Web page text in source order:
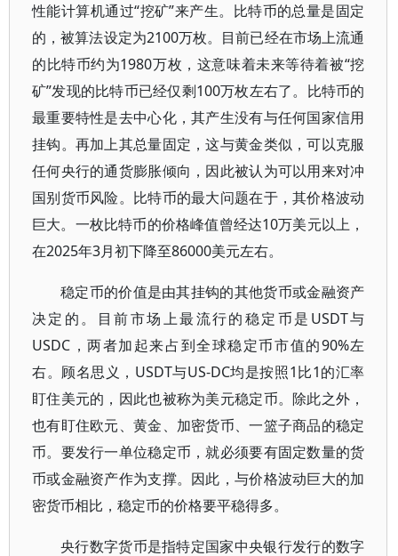
性能计算机通过“挖矿”来产生。比特币的总量是固定
的，被算法设定为2100万枚。目前已经在市场上流通
的比特币约为1980万枚，这意味着未来等待着被“挖
矿”发现的比特币已经仅剩100万枚左右了。比特币的
最重要特性是去中心化，其产生没有与任何国家信用
挂钩。再加上其总量固定，这与黄金类似，可以克服
任何央行的通货膨胀倾向，因此被认为可以用来对冲
国别货币风险。比特币的最大问题在于，其价格波动
巨大。一枚比特币的价格峰值曾经达10万美元以上，
在2025年3月初下降至86000美元左右。
稳定币的价值是由其挂钩的其他货币或金融资产
决定的。目前市场上最流行的稳定币是USDT与
USDC，两者加起来占到全球稳定币市值的90%左
右。顾名思义，USDT与US-DC均是按照1比1的汇率
盯住美元的，因此也被称为美元稳定币。除此之外，
也有盯住欧元、黄金、加密货币、一篮子商品的稳定
币。要发行一单位稳定币，就必须要有固定数量的货
币或金融资产作为支撑。因此，与价格波动巨大的加
密货币相比，稳定币的价格要平稳得多。
央行数字货币是指特定国家中央银行发行的数字